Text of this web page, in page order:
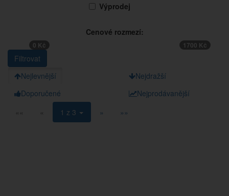
Výprodej
Cenové rozmezí:
0 Kč 1700 Kč
Nejlevnější
Nejdražší
Doporučené
Nejprodávanější
««
« 1 z 3 » »»